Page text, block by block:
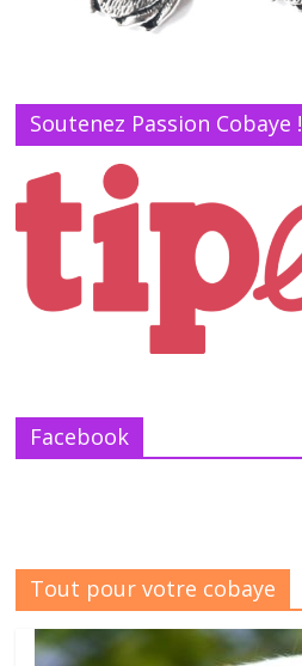
Soutenez Passion Cobaye !
Facebook
Tout pour votre cobaye